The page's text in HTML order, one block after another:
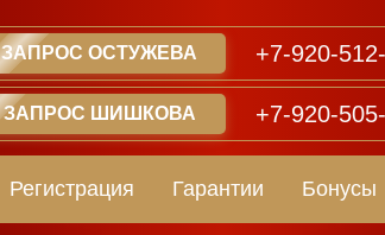
ЗАПРОС ОСТУЖЕВА +7-920-
ЗАПРОС ШИШКОВА +7-920-
Регистрация Гарантии Бонусы